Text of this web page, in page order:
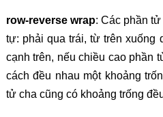
row-reverse wrap: Các phần
tự: phải qua trái, từ trên xuống
cạnh trên, nếu chiều cao phần
cách đều nhau một khoảng
tử cha cũng có khoảng trống